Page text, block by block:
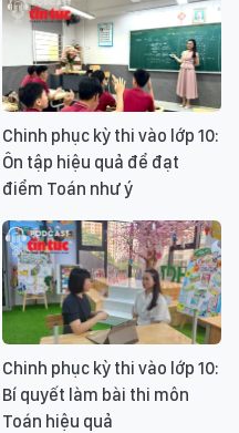
Chinh phục kỳ thi vào lớp 10:
Ôn tập hiệu quả để đạt
điểm Toán như ý
Chinh phục kỳ thi vào lớp 10:
Bí quyết làm bài thi môn
Toán hiệu quả